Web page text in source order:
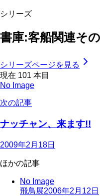
シリーズ
書庫:客船関連そ
シリーズページを見る
現在 101 本目
No Image
次の記事
ナッチャン、来ます!!
2009年2月18日
ほかの記事
No Image
飛鳥展2006年2月12日